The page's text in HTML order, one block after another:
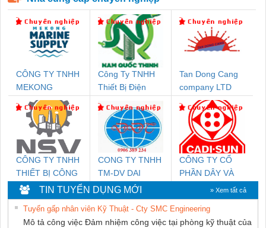
CÔNG TY TNHH
MEKONG
MARINE SUPPLY
Công Ty TNHH
Thiết Bị Điện
Tan Dong Cang
company LTD
CÔNG TY TNHH
THIẾT BỊ CÔNG
NGHIỆP NIHON
SETSUBI VIỆT
NAM
CONG TY TNHH
TM-DV DAI
DONG THANH
CÔNG TY CỔ
PHẦN DÂY VÀ
CÁP ĐIỆN
THƯỢNG ĐÌNH
TIN TUYỂN DỤNG MỚI » Xem tất cả
Tuyển gấp nhân viên Kỹ Thuật - Cty SMC Engineering
Mô tả công việc Đảm nhiệm công việc tại phòng kỹ thuật của